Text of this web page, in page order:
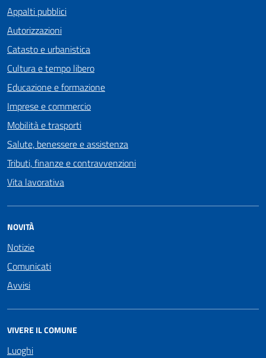
Appalti pubblici
Autorizzazioni
Catasto e urbanistica
Cultura e tempo libero
Educazione e formazione
Imprese e commercio
Mobilità e trasporti
Salute, benessere e assistenza
Tributi, finanze e contravvenzioni
Vita lavorativa
NOVITÀ
Notizie
Comunicati
Avvisi
VIVERE IL COMUNE
Luoghi